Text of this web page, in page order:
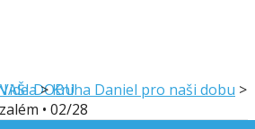
DOBU
Videa>Kniha Daniel pro naši dobu >
• 02/28